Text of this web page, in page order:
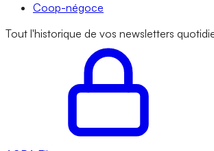
Coop-négoce
Tout l'historique de vos newsletters